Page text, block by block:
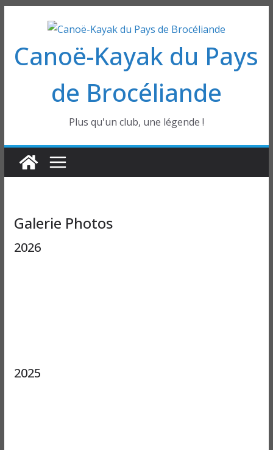
contenu
Canoë-Kayak du Pays
de Brocéliande
Plus qu'un club, une légende !
Galerie Photos
2026
2025